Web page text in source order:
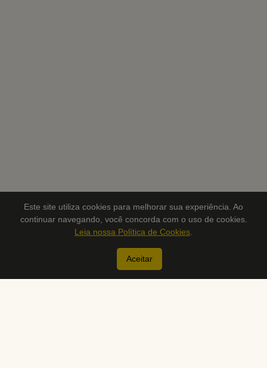
Este site utiliza cookies para melhorar sua experiência. Ao
continuar navegando, você concorda com o uso de cookies.
Leia nossa Política de Cookies
Aceitar